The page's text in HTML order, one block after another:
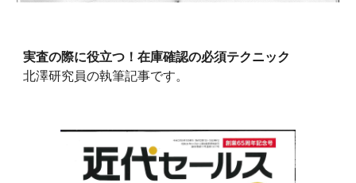
実査の際に役立つ！在庫確認の必須テクニック
北澤研究員の執筆記事です。